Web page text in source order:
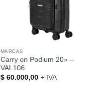
MARCAS
Carry on Podium 20» –
VAL106
$60.000,00+ IVA